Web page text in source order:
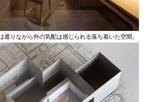
遮りながら外の気配は感じられる落ち着いた空間。